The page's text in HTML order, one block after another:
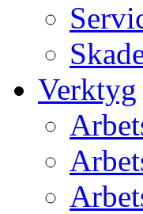
Verktyg